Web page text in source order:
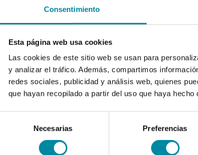
Consentimiento
Esta página web usa cookies
Las cookies de este sitio web se usan para
y analizar el tráfico. Además, compartimos
redes sociales, publicidad y análisis web, quienes
que hayan recopilado a partir del uso que haya hecho
consentimiento
Necesarias Preferencias